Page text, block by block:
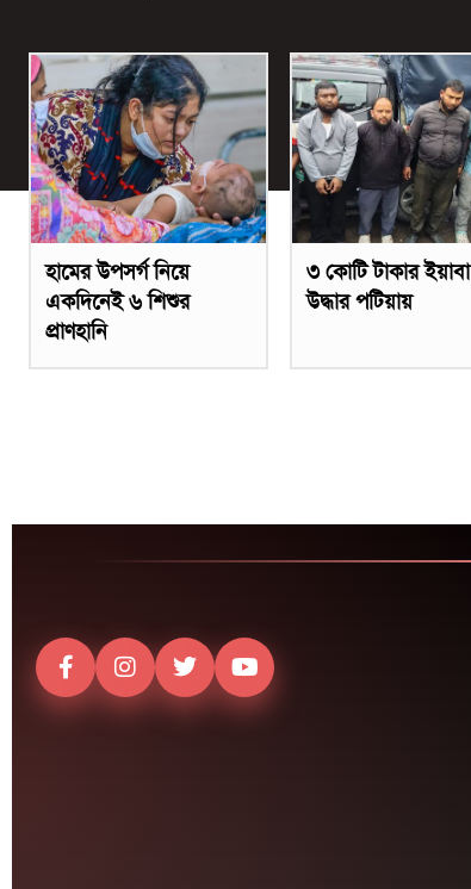
হামের উপসর্গ নিয়ে
একদিনেই ৬ শিশুর
প্রাণহানি
৩ কোটি টাকার ইয়াবা
উদ্ধার পটিয়ায়